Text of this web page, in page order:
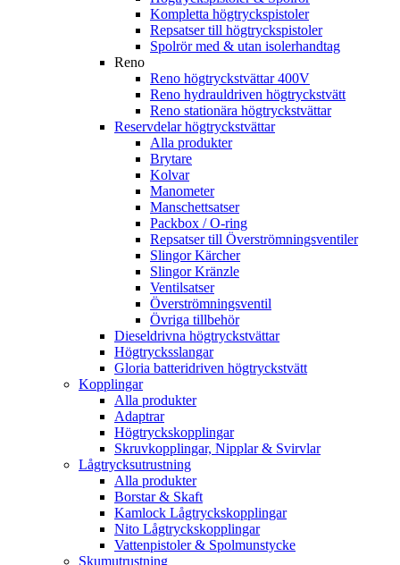
Kompletta högtryckspistoler
Repsatser till högtryckspistoler
Spolrör med & utan isolerhandtag
Reno
Reno högtryckstvättar 400V
Reno hydrauldriven högtryckstvätt
Reno stationära högtryckstvättar
Reservdelar högtryckstvättar
Alla produkter
Brytare
Kolvar
Manometer
Manschettsatser
Packbox / O-ring
Repsatser till Överströmningsventiler
Slingor Kärcher
Slingor Kränzle
Ventilsatser
Överströmningsventil
Övriga tillbehör
Dieseldrivna högtryckstvättar
Högtrycksslangar
Gloria batteridriven högtryckstvätt
Kopplingar
Alla produkter
Adaptrar
Högtryckskopplingar
Skruvkopplingar, Nipplar & Svirvlar
Lågtrycksutrustning
Alla produkter
Borstar & Skaft
Kamlock Lågtryckskopplingar
Nito Lågtryckskopplingar
Vattenpistoler & Spolmunstycke
Skumutrustning